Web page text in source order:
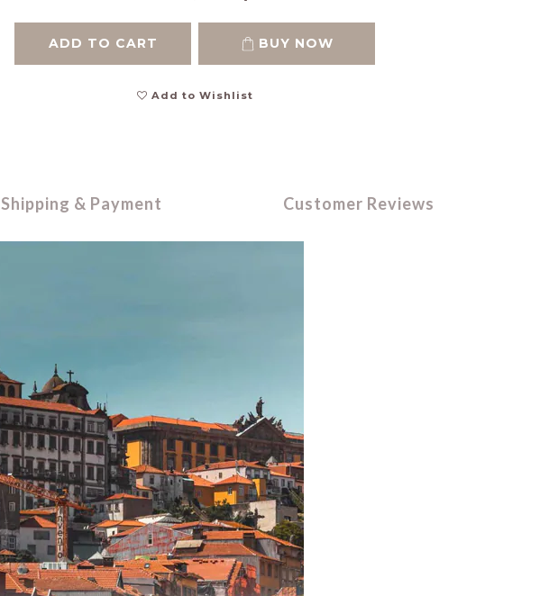
ADD TO CART BUY NOW
Add to Wishlist
Shipping & Payment Customer Reviews